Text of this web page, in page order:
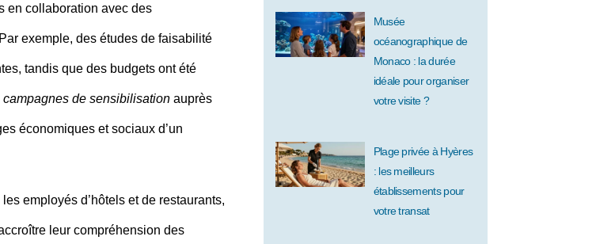
en collaboration avec des
exemple, des études de faisabilité
tandis que des budgets ont été
campagnes de sensibilisationauprès
économiques et sociaux d’un
les employés d’hôtels et de restaurants,
leur compréhension des
Musée
océanographique de
Monaco : la durée
idéale pour organiser
votre visite ?
Plage privée à Hyères
: les meilleurs
établissements pour
votre transat